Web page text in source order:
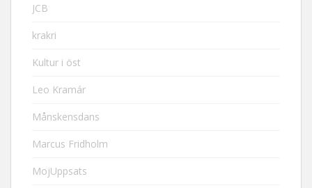
JCB
krakri
Kultur i öst
Leo Kramár
Månskensdans
Marcus Fridholm
MojUppsats